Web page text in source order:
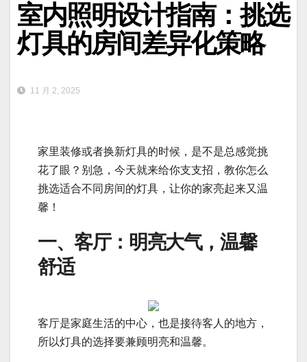
室内照明设计指南：挑选
灯具的房间差异化策略
11 月 2, 2025
家里装修或者换新灯具的时候，是不是总感觉挑
花了眼？别急，今天就来给你支支招，教你怎么
挑选适合不同房间的灯具，让你的家亮起来又温
馨！
一、客厅：明亮大气，温馨
舒适
客厅是家庭生活的中心，也是接待客人的地方，
所以灯具的选择要兼顾明亮和温馨。